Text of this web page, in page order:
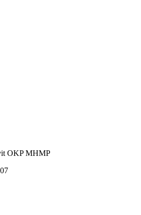
OKP MHMP